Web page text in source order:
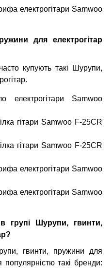
електрогітари Samwoo
для електрогітар
купують такі Шурупи,
електрогітари Samwoo
гітари Samwoo F-25CR
гітари Samwoo F-25CR
електрогітари Samwoo
електрогітари Samwoo
групі Шурупи, гвинти,
гвинти, пружини для
популярністю такі бренди: